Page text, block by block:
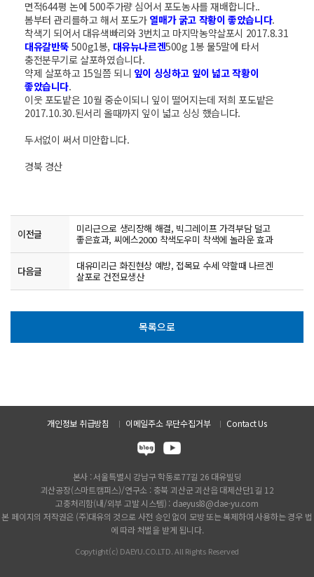
면적644평 논에 500주가량 심어서 포도농사를 재배합니다..
봄부터 관리를하고 해서 포도가 열매가 굵고 작황이 좋았습니다.
착색기 되어서 대유색빠리와 3번치고 마지막농약살포시 2017.8.31
대유갈반뚝 500g1봉, 대유뉴나르겐500g 1봉 물5말에 타서
충전분무기로 살포하였습니다.
약제 살포하고 15일쯤 되니 잎이 싱싱하고 잎이 넓고 작황이
좋았습니다.
이웃 포도밭은 10월 중순이되니 잎이 떨어지는데 저희 포도밭은
2017.10.30.된서리 올때까지 잎이 넓고 싱싱 했습니다.
두서없이 써서 미안합니다.
경북 경산
이전글
미리근으로 생리장해 해결, 빅그레이프 가격부담 덜고
좋은효과, 씨에스2000 착색도우미 착색에 놀라운 효과
다음글
대유미리근 화진현상 예방, 접목묘 수세 약할때 나르겐
살포로 건전묘생산
목록으로
개인정보 취급방침 이메일주소 무단수집거부 Contact Us
본사 : 서울특별시 강남구 학동로77길 26 대유빌딩
괴산공장(스마트캠퍼스)/연구소 : 충북 괴산군 괴산읍 대제산단1길 12
고충처리함(내/외부 고발 시스템) : daeyusl8@dae-yu.com
본 페이지의 저작권은 (주)대유의 것으로 사전 승인 없이 모방 또는 복제하여 사용하는 경우 법
에 따라 처벌을 받게 됩니다.
Copytight(c) DAEYU.CO.LTD. All Rights Reserved